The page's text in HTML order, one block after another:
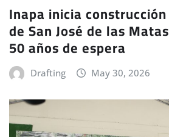
Inapa inicia
de San José de las
50 años de espera
Drafting May 30, 2026